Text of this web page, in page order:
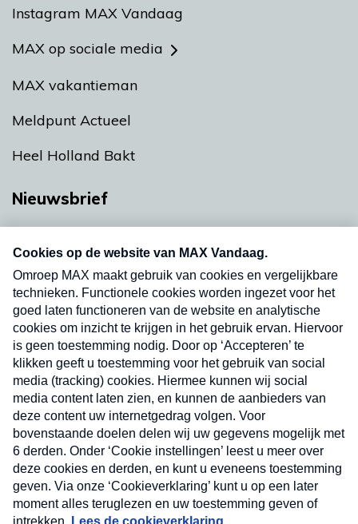
Instagram MAX Vandaag
MAX op sociale media
MAX vakantieman
Meldpunt Actueel
Heel Holland Bakt
Nieuwsbrief
Neem hier een gratis abonnement op onze
nieuwsbrief. Elke vrijdag- en dinsdagochtend in
uw mailbox.
Verzend
Nieuwsbrief
Neem hier een gratis abonnement op onze
nieuwsbrief. Elke vrijdag- en dinsdagochtend in uw